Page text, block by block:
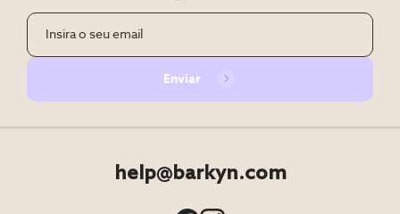
Enviar
help@barkyn.com